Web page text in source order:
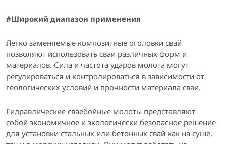
#Широкий диапазон применения
Легко заменяемые композитные оголовки свай
позволяют использовать сваи различных форм и
материалов. Сила и частота ударов молота могут
регулироваться и контролироваться в зависимости от
геологических условий и прочности материала сваи.
Гидравлические сваебойные молоты представляют
собой экономичное и экологически безопасное решение
для установки стальных или бетонных свай как на суше,